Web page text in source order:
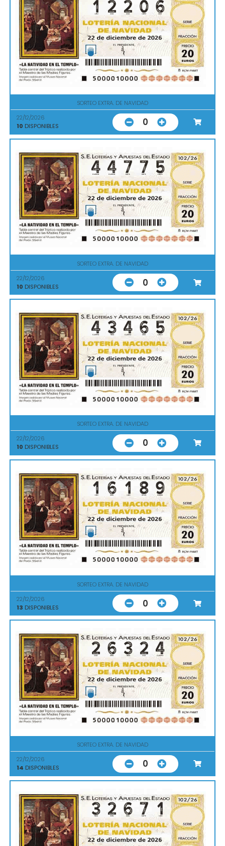
SORTEO EXTRA. DE NAVIDAD
22/12/2026
10 DISPONIBLES 0
SORTEO EXTRA. DE NAVIDAD
22/12/2026
10 DISPONIBLES 0
SORTEO EXTRA. DE NAVIDAD
22/12/2026
10 DISPONIBLES 0
SORTEO EXTRA. DE NAVIDAD
22/12/2026
13 DISPONIBLES 0
SORTEO EXTRA. DE NAVIDAD
22/12/2026
14 DISPONIBLES 0